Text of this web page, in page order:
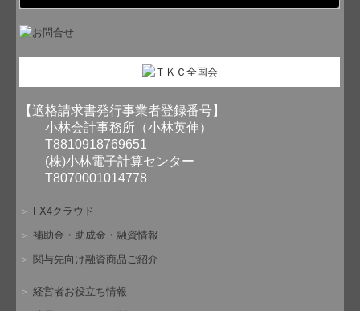
【適格請求書発行事業者登録番号】
小林会計事務所（小林英伸）
T8810918769651
(株)小林電子計算センター
T8070001014778
＞
FX4クラウド
＞ 補助金・助成金・融資情報
＞ 関与先向け融資商品ご紹介
＞ 経営者お役立ち情報